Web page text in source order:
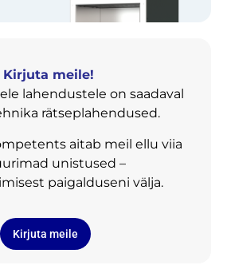
Kirjuta meile!
lahendustele on saadaval
rätseplahendused.
aitab meil ellu viia
unistused –
paigalduseni välja.
Kirjuta meile